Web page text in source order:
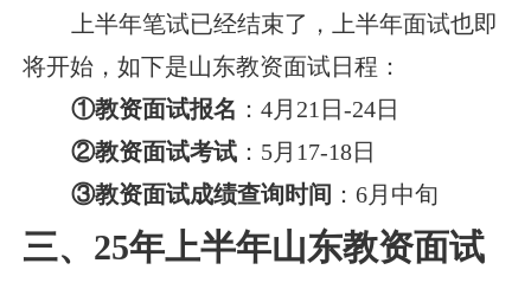
上半年笔试已经结束了，上半年面试也即
将开始，如下是山东教资面试日程：
①教资面试报名 ：4月21日-24日
②教资面试考试 ：5月17-18日
③教资面试成绩查询时间 ：6月中旬
三、25年上半年山东教资面试